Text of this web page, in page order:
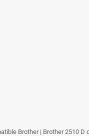
Brother | Brother 2510 D